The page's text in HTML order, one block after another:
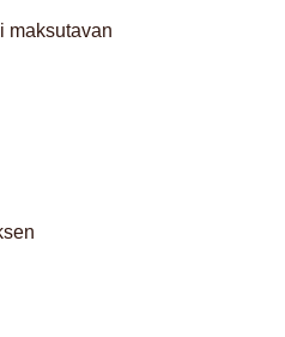
maksutavan